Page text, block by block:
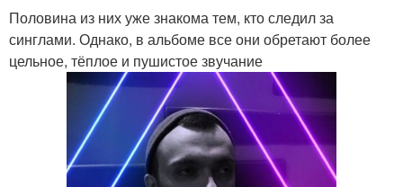
Половина из них уже знакома тем, кто следил за
синглами. Однако, в альбоме все они обретают более
цельное, тёплое и пушистое звучание